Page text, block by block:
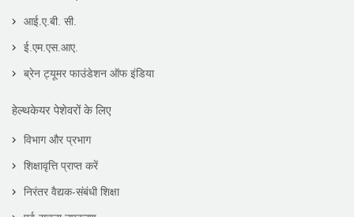
आई.ए.बी. सी.
ई.एम.एस.आए.
ब्रेन ट्यूमर फाउंडेशन ऑफ इंडिया
हेल्थकेयर पेशेवरों के लिए
विभाग और प्रभाग
शिक्षावृत्ति प्राप्त करें
निरंतर वैद्यक-संबंधी शिक्षा